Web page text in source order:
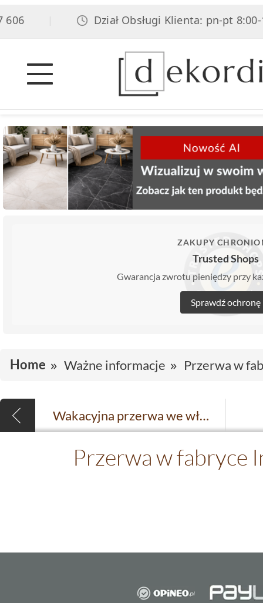
Dział Obsługi Klienta: pn-pt 8:00-
ZAKUPY
Trusted Shops
Gwarancja zwrotu pieniędzy przy
Sprawdź ochronę
Home Ważne informacje Przerwa w
Wakacyjna przerwa we włoskich fabrykach
Przerwa w fabryce